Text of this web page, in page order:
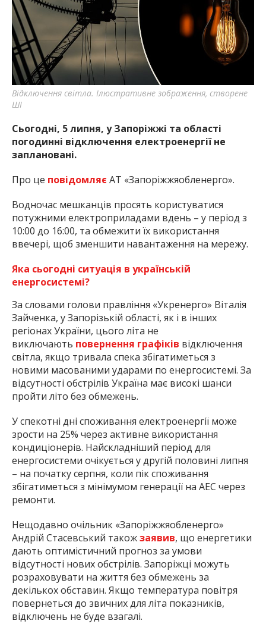
найважливішу інформацію про події
міста Запоріжжя та області.
Відключення світла. Ілюстративне зображення, створене
ШІ
Сьогодні, 5 липня, у Запоріжжі та області
погодинні відключення електроенергії не
заплановані.
Про це повідомляє АТ «Запоріжжяобленерго».
Водночас мешканців просять користуватися
потужними електроприладами вдень – у період з
10:00 до 16:00, та обмежити їх використання
ввечері, щоб зменшити навантаження на мережу.
Яка сьогодні ситуація в українській
енергосистемі?
За словами голови правління «Укренерго» Віталія
Зайченка, у Запорізькій області, як і в інших
регіонах України, цього літа не
виключають повернення графіків відключення
світла, якщо тривала спека збігатиметься з
новими масованими ударами по енергосистемі. За
відсутності обстрілів Україна має високі шанси
пройти літо без обмежень.
У спекотні дні споживання електроенергії може
зрости на 25% через активне використання
кондиціонерів. Найскладніший період для
енергосистеми очікується у другій половині липня
– на початку серпня, коли пік споживання
збігатиметься з мінімумом генерації на АЕС через
ремонти.
Нещодавно очільник «Запоріжжяобленерго»
Андрій Стасевський такожзаявив, що енергетики
дають оптимістичний прогноз за умови
відсутності нових обстрілів. Запоріжці можуть
розраховувати на життя без обмежень за
декількох обставин. Якщо температура повітря
повернеться до звичних для літа показників,
відключень не буде взагалі.